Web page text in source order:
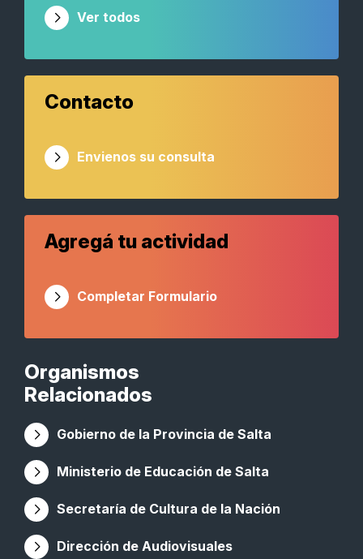
Organismos
Relacionados
Gobierno de la Provincia de Salta
Ministerio de Educación de Salta
Secretaría de Cultura de la Nación
Dirección de Audiovisuales
Ver todos
Contacto
Envienos su consulta
Agregá tu actividad
Completar Formulario